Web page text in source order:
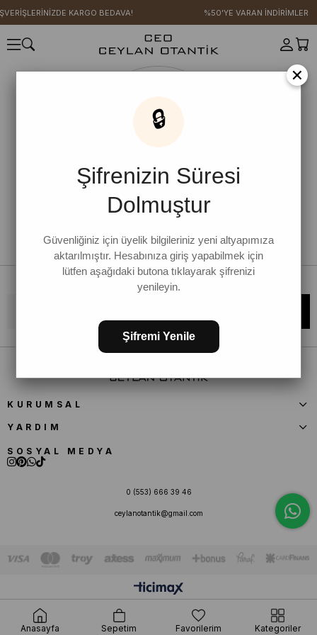
KARGO BEDAVA! %50'YE VARAN İNDİRİMLER
Bültene kaydolun, kampanya ve yenilikleri kaçırmayın!
KURUMSAL
YARDIM
SOSYAL MEDYA
0 (553) 666 39 46
ceylanotantik@gmail.com
×
🔒
Şifrenizin Süresi
Dolmuştur
Güvenliğiniz için üyelik bilgileriniz yeni altyapımıza
aktarılmıştır. Hesabınıza giriş yapabilmek için
lütfen aşağıdaki butona tıklayarak şifrenizi
yenileyin.
Şifremi Yenile
Anasayfa Sepetim Favorilerim Kategoriler